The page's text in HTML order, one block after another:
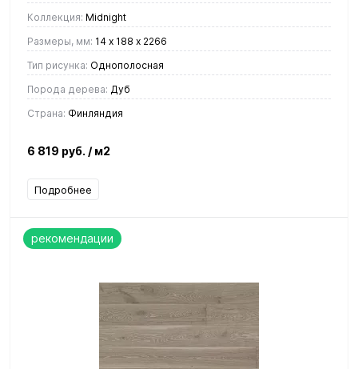
Коллекция: Midnight
Размеры, мм: 14 х 188 х 2266
Тип рисунка: Однополосная
Порода дерева: Дуб
Страна: Финляндия
6 819 руб. / м2
Подробнее
рекомендации